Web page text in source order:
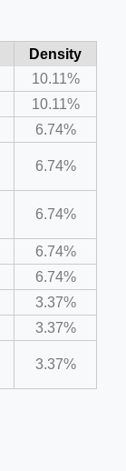
Density
10.11%
10.11%
6.74%
6.74%
6.74%
6.74%
6.74%
3.37%
3.37%
3.37%